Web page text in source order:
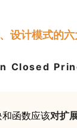
设计模式的六
Closed
函数应该对扩